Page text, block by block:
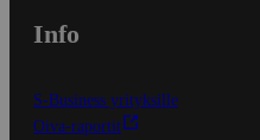
Info
S-Business yrityksille
Oiva-raportit